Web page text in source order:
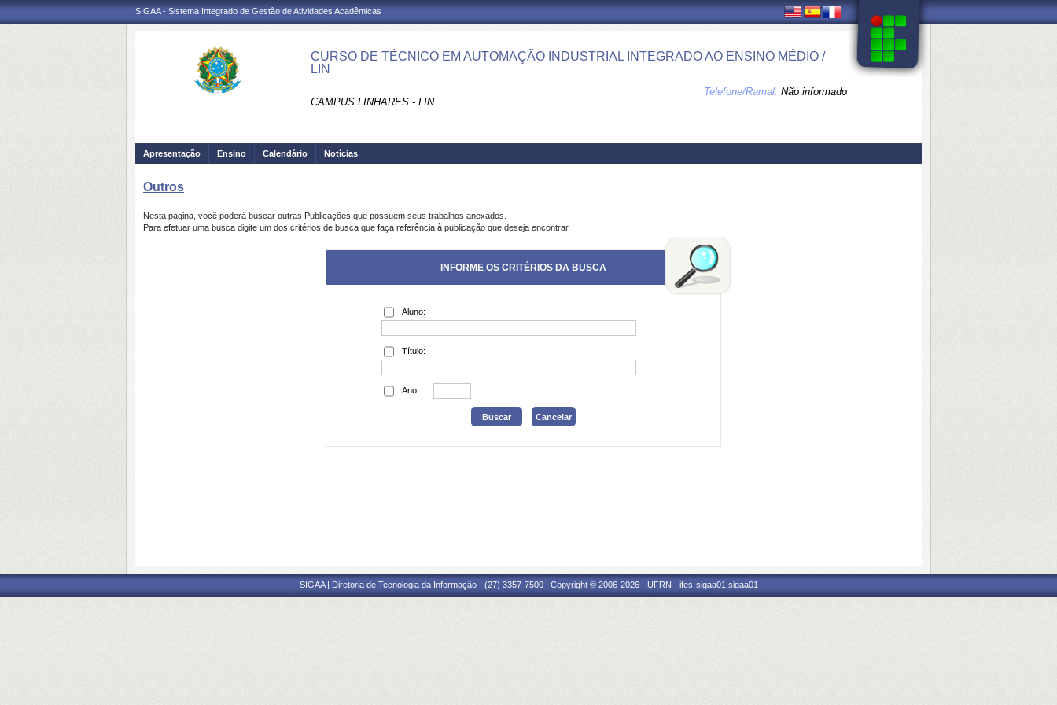
SIGAA - Sistema Integrado de Gestão de Atividades Acadêmicas
CURSO DE TÉCNICO EM AUTOMAÇÃO INDUSTRIAL INTEGRADO AO ENSINO MÉDIO /
LIN
CAMPUS LINHARES - LIN
Telefone/Ramal: Não informado
Apresentação Ensino Calendário Notícias
Outros
Nesta página, você poderá buscar outras Publicações que possuem seus trabalhos anexados.
Para efetuar uma busca digite um dos critérios de busca que faça referência à publicação que deseja encontrar.
INFORME OS CRITÉRIOS DA BUSCA
Aluno:
Título:
Ano:
SIGAA | Diretoria de Tecnologia da Informação - (27) 3357-7500 | Copyright © 2006-2026 - UFRN - ifes-sigaa01.sigaa01